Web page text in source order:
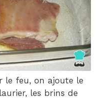
le feu, on ajoute le
les brins de